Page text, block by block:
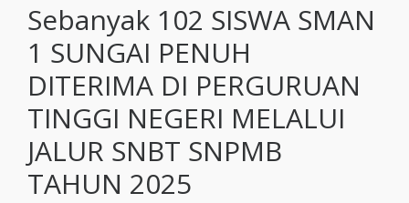
Sebanyak 102 SISWA SMAN
1 SUNGAI PENUH
DITERIMA DI PERGURUAN
TINGGI NEGERI MELALUI
JALUR SNBT SNPMB
TAHUN 2025